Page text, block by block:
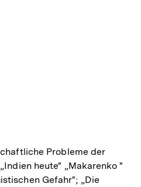
Probleme der
heute" „Makarenko "
Gefahr"; „Die